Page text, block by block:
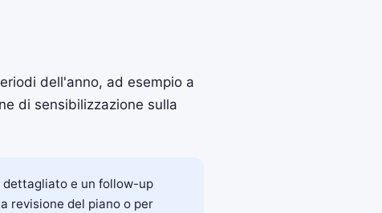
dell'anno, ad esempio a
di sensibilizzazione sulla
dettagliato e un follow-up
revisione del piano o per